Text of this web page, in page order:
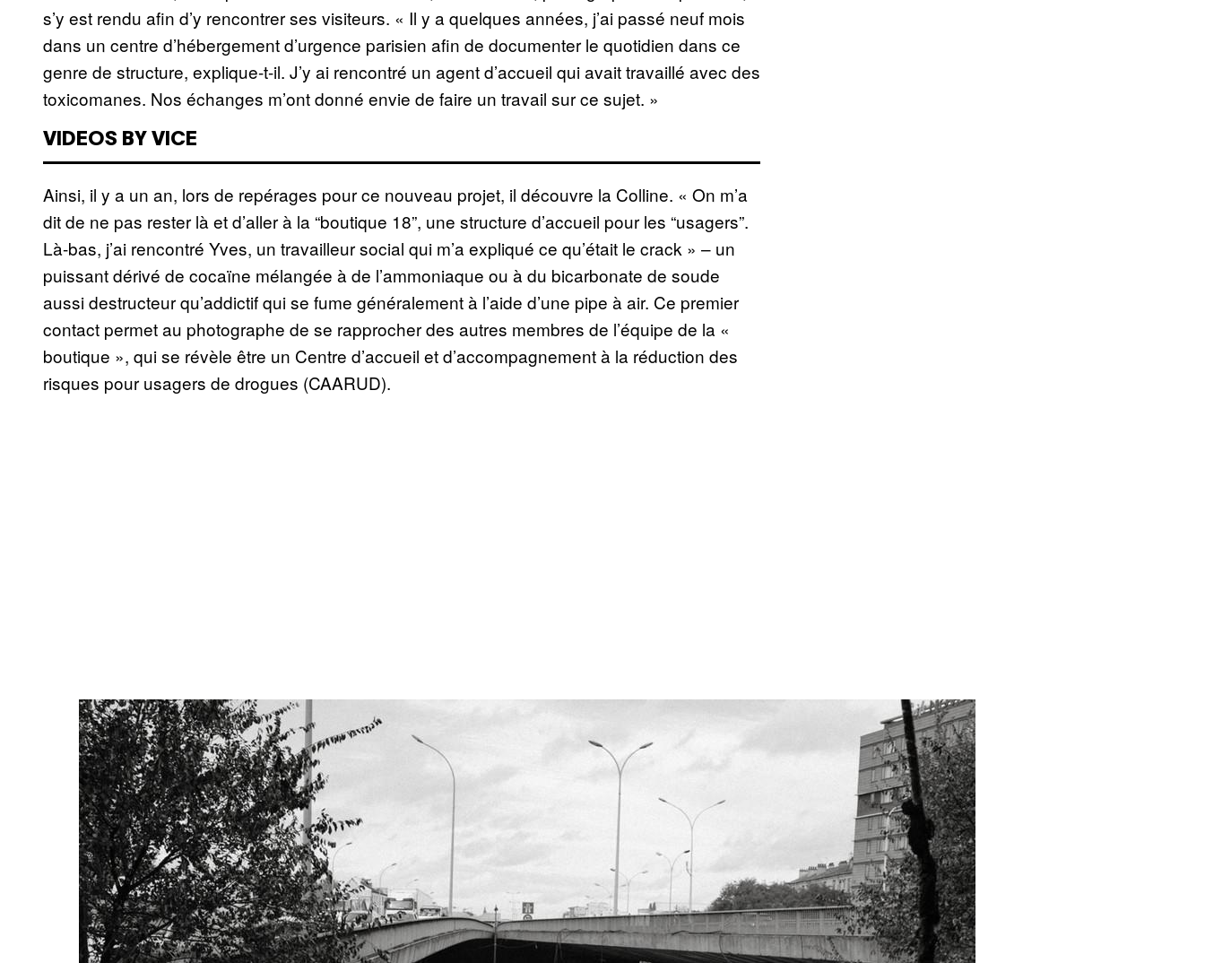
s’y est rendu afin d’y rencontrer ses visiteurs. « Il y a quelques années, j’ai passé neuf mois
dans un centre d’hébergement d’urgence parisien afin de documenter le quotidien dans ce
genre de structure, explique-t-il. J’y ai rencontré un agent d’accueil qui avait travaillé avec des
toxicomanes. Nos échanges m’ont donné envie de faire un travail sur ce sujet. »
VIDEOS BY VICE
Ainsi, il y a un an, lors de repérages pour ce nouveau projet, il découvre la Colline. « On m’a
dit de ne pas rester là et d’aller à la “boutique 18”, une structure d’accueil pour les “usagers”.
Là-bas, j’ai rencontré Yves, un travailleur social qui m’a expliqué ce qu’était le crack » – un
puissant dérivé de cocaïne mélangée à de l’ammoniaque ou à du bicarbonate de soude
aussi destructeur qu’addictif qui se fume généralement à l’aide d’une pipe à air. Ce premier
contact permet au photographe de se rapprocher des autres membres de l’équipe de la «
boutique », qui se révèle être un Centre d’accueil et d’accompagnement à la réduction des
risques pour usagers de drogues (CAARUD).